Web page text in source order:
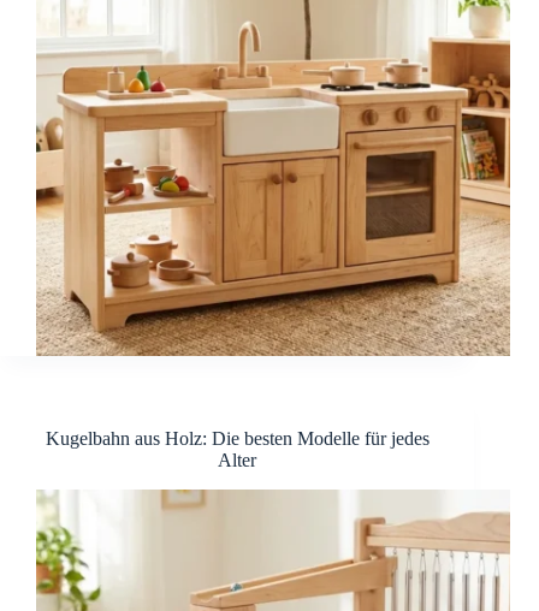
Kugelbahn aus Holz: Die besten Modelle für jedes
Alter